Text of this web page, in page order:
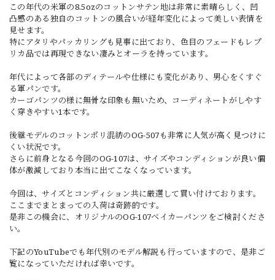
この年代の米軍の8.5ozのコットンサテン地は非常に素晴らしく、凹
凸感のある独自のコットンの風合いが経年変化によって美しい表情を
見せます。
特にアタリやパッカリングも見事に出ており、色目のフェードもレプ
リカ品では再現できない凄みとオーラを持っています。
年代によって各部のディテールや仕様にも変化があり、男心をくすぐ
る軍パンです。
カーゴパンツの様に無骨な印象も無いため、コーディネートがしやす
く穿きやすい1本です。
後継モデルのコットンポリ混紡のOG-507も非常に人気が高く見つけに
くい状況です。
さらに前身となる今回のOG-107は、サイズやコンディションが良い個
体が激減しており本当に出てこなくなっています。
今回は、サイズとコンディション共に厳選して買い付けております。
ここまでまとまっての入荷は奇跡的です。
是非この機会に、オリジナルのOG-107ベイカーパンツをご検討くださ
い。
下記のYouTubeでも年代別のモデル解説も行っていますので、是非ご
覧になっていただければ幸いです。